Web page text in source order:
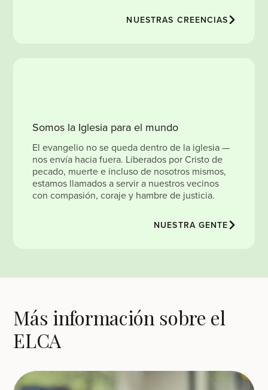
NUESTRAS CREENCIAS
Somos la Iglesia para el mundo
El evangelio no se queda dentro de la iglesia —
nos envía hacia fuera. Liberados por Cristo de
pecado, muerte e incluso de nosotros mismos,
estamos llamados a servir a nuestros vecinos
con compasión, coraje y hambre de justicia.
NUESTRA GENTE
Más información sobre el
ELCA